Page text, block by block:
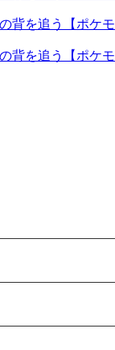
背を追う【ポ
背を追う【ポ